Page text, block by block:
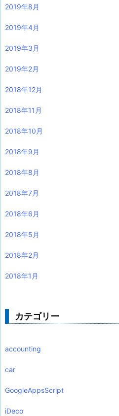
2019年8月
2019年4月
2019年3月
2019年2月
2018年12月
2018年11月
2018年10月
2018年9月
2018年8月
2018年7月
2018年6月
2018年5月
2018年2月
2018年1月
カテゴリー
accounting
car
GoogleAppsScript
iDeco